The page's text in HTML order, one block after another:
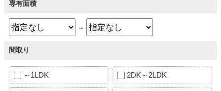
専有面積
～
間取り
～1LDK 2DK～2LDK